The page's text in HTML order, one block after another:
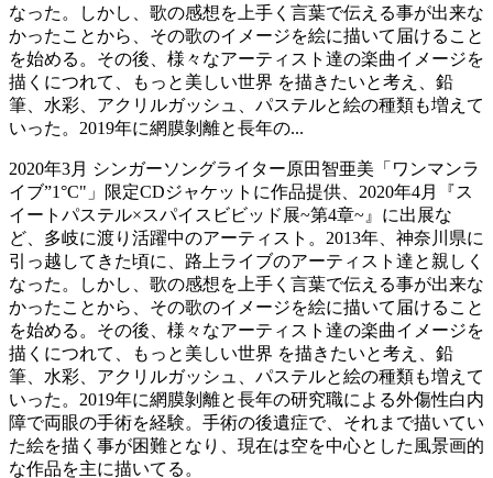
なった。しかし、歌の感想を上手く言葉で伝える事が出来な
かったことから、その歌のイメージを絵に描いて届けること
を始める。その後、様々なアーティスト達の楽曲イメージを
描くにつれて、もっと美しい世界 を描きたいと考え、鉛
筆、水彩、アクリルガッシュ、パステルと絵の種類も増えて
いった。2019年に網膜剝離と長年の...
2020年3月 シンガーソングライター原田智亜美「ワンマンラ
イブ”1°C"」限定CDジャケットに作品提供、2020年4月『ス
イートパステル×スパイスビビッド展~第4章~』に出展な
ど、多岐に渡り活躍中のアーティスト。2013年、神奈川県に
引っ越してきた頃に、路上ライブのアーティスト達と親しく
なった。しかし、歌の感想を上手く言葉で伝える事が出来な
かったことから、その歌のイメージを絵に描いて届けること
を始める。その後、様々なアーティスト達の楽曲イメージを
描くにつれて、もっと美しい世界 を描きたいと考え、鉛
筆、水彩、アクリルガッシュ、パステルと絵の種類も増えて
いった。2019年に網膜剝離と長年の研究職による外傷性白内
障で両眼の手術を経験。手術の後遺症で、それまで描いてい
た絵を描く事が困難となり、現在は空を中心とした風景画的
な作品を主に描いてる。